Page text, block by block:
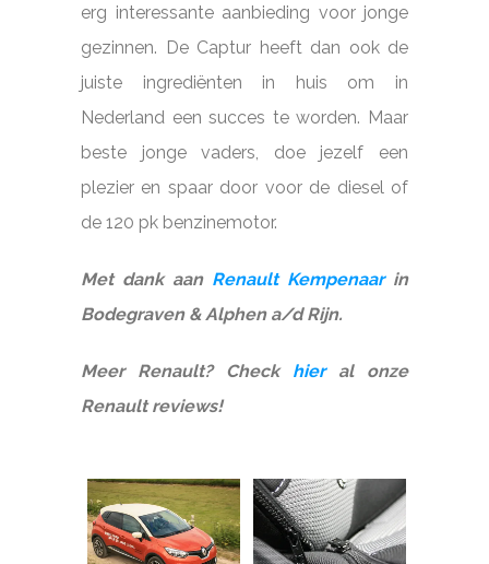
erg interessante aanbieding voor jonge
gezinnen. De Captur heeft dan ook de
juiste ingrediënten in huis om in
Nederland een succes te worden. Maar
beste jonge vaders, doe jezelf een
plezier en spaar door voor de diesel of
de 120 pk benzinemotor.
Met dank aan Renault Kempenaarin
Bodegraven & Alphen a/d Rijn.
Meer Renault? Check hieral onze
Renault reviews!